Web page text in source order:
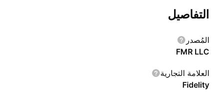
التفاصيل
المُصدر
FMR LLC
العلامة التجارية
Fidelity